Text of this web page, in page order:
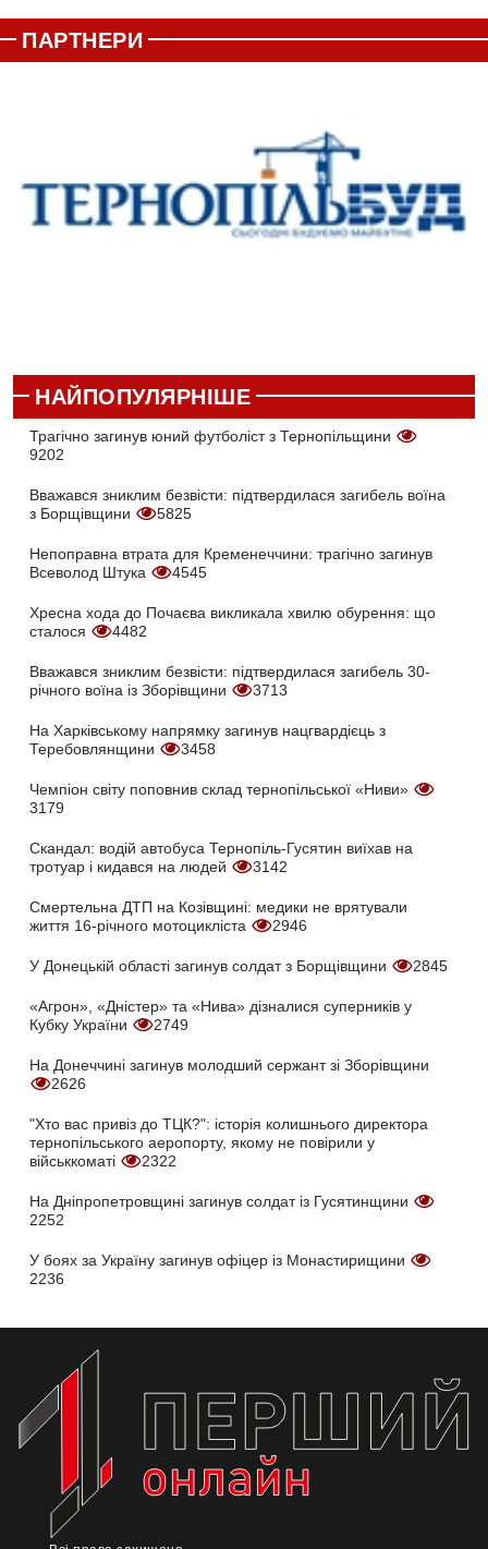
ПАРТНЕРИ
НАЙПОПУЛЯРНІШЕ
Трагічно загинув юний футболіст з Тернопільщини
9202
Вважався зниклим безвісти: підтвердилася загибель воїна
з Борщівщини
5825
Непоправна втрата для Кременеччини: трагічно загинув
Всеволод Штука
4545
Хресна хода до Почаєва викликала хвилю обурення: що
сталося
4482
Вважався зниклим безвісти: підтвердилася загибель 30-
річного воїна із Зборівщини
3713
На Харківському напрямку загинув нацгвардієць з
Теребовлянщини
3458
Чемпіон світу поповнив склад тернопільської «Ниви»
3179
Скандал: водій автобуса Тернопіль-Гусятин виїхав на
тротуар і кидався на людей
3142
Смертельна ДТП на Козівщині: медики не врятували
життя 16-річного мотоцикліста
2946
У Донецькій області загинув солдат з Борщівщини 2845
«Агрон», «Дністер» та «Нива» дізналися суперників у
Кубку України
2749
На Донеччині загинув молодший сержант зі Зборівщини
2626
"Хто вас привіз до ТЦК?": історія колишнього директора
тернопільського аеропорту, якому не повірили у
військкоматі
2322
На Дніпропетровщині загинув солдат із Гусятинщини
2252
У боях за Україну загинув офіцер із Монастирищини
2236